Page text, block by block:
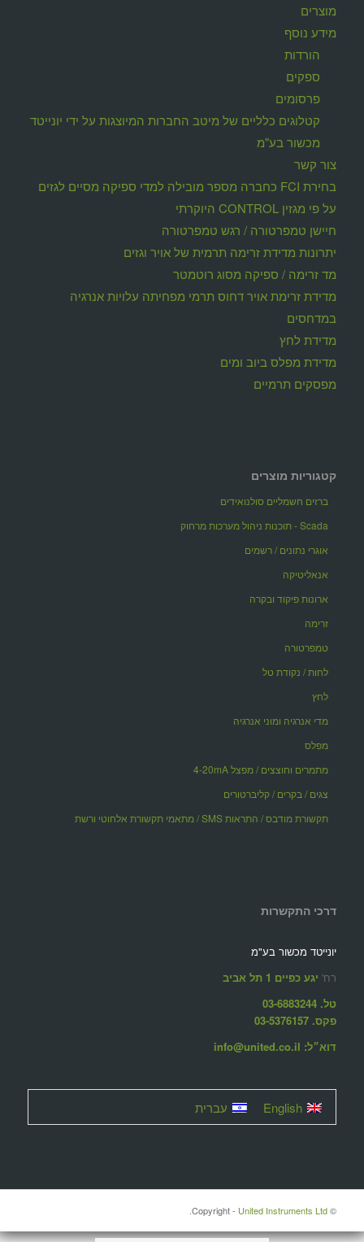
מוצרים
מידע נוסף
הורדות
ספקים
פרסומים
קטלוגים כלליים של מיטב החברות המיוצגות על ידי יונייטד
מכשור בע"מ
צור קשר
בחירת FCI כחברה מספר מובילה למדי ספיקה מסיים לגזים
על פי מגזין CONTROL היוקרתי
חיישן טמפרטורה / רגש טמפרטורה
יתרונות מדידת זרימה תרמית של אויר וגזים
מד זרימה / ספיקה מסוג רוטמטר
מדידת זרימת אויר דחוס תרמי מפחיתה עלויות אנרגיה
במדחסים
מדידת לחץ
מדידת מפלס ביוב ומים
מפסקים תרמיים
קטגוריות מוצרים
ברזים חשמליים סולנואידים
Scada - תוכנות ניהול מערכות מרחוק
אוגרי נתונים / רשמים
אנאליטיקה
ארונות פיקוד ובקרה
זרימה
טמפרטורה
לחות / נקודת טל
לחץ
מדי אנרגיה ומוני אנרגיה
מפלס
מתמרים וחוצצים / מפצל 4-20mA
צגים / בקרים / קליברטורים
תקשורת מודבס / התראות SMS / מתאמי תקשורת אלחוטי ורשת
דרכי התקשרות
יונייטד מכשור בע"מ
רח' יגע כפיים 1 תל אביב
טל. 03-6883244
פקס. 03-5376157
דוא״ל: info@united.co.il
English עברית
© ‫Copyright -
United Instruments Ltd.